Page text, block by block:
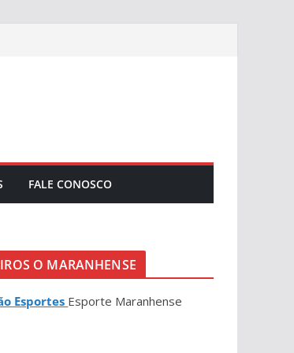
FALE CONOSCO
O MARANHENSE
Esportes Esporte Maranhense